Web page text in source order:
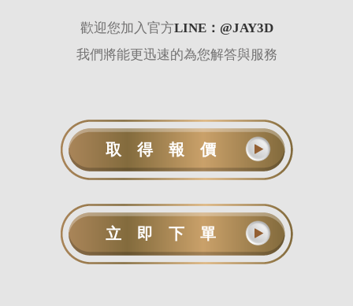
歡迎您加入官方LINE：@JAY3D
我們將能更迅速的為您解答與服務
取得報價
立即下單